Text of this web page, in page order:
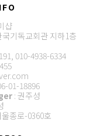
샵
기독교회관 지하1층
010-4938-6334
01-18896
: 권주성
울종로-0360호